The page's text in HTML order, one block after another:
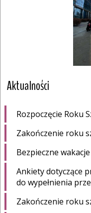
Aktualności
Rozpoczęcie Roku
Zakończenie roku
Bezpieczne
Ankiety dotyczące
do wypełnienia
Zakończenie roku